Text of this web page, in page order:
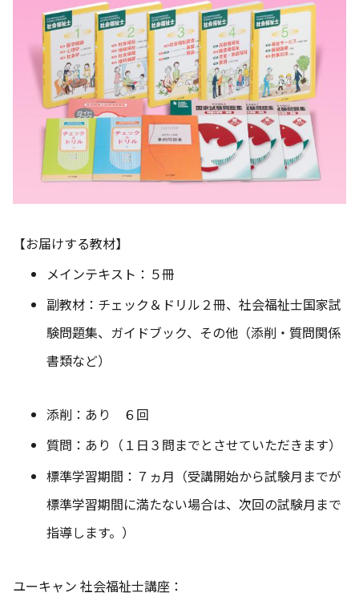
【お届けする教材】
メインテキスト：５冊
副教材：チェック＆ドリル２冊、社会福祉士国家試
験問題集、ガイドブック、その他（添削・質問関係
書類など）
添削：あり ６回
質問：あり（１日３問までとさせていただきます）
標準学習期間：７ヵ月（受講開始から試験月までが
標準学習期間に満たない場合は、次回の試験月まで
指導します。）
ユーキャン 社会福祉士講座：